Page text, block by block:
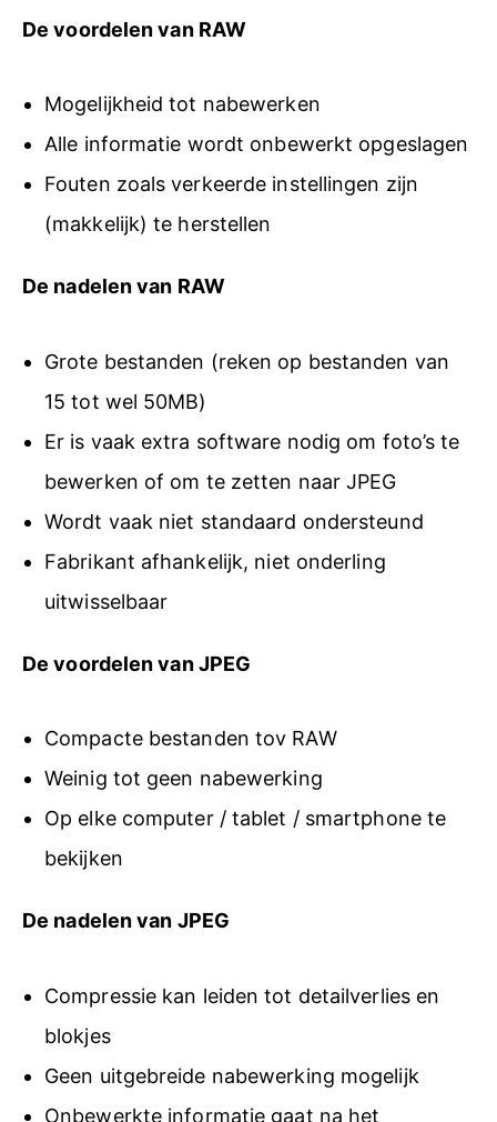
De voordelen van RAW
Mogelijkheid tot nabewerken
Alle informatie wordt onbewerkt opgeslagen
Fouten zoals verkeerde instellingen zijn
(makkelijk) te herstellen
De nadelen van RAW
Grote bestanden (reken op bestanden van
15 tot wel 50MB)
Er is vaak extra software nodig om foto’s te
bewerken of om te zetten naar JPEG
Wordt vaak niet standaard ondersteund
Fabrikant afhankelijk, niet onderling
uitwisselbaar
De voordelen van JPEG
Compacte bestanden tov RAW
Weinig tot geen nabewerking
Op elke computer / tablet / smartphone te
bekijken
De nadelen van JPEG
Compressie kan leiden tot detailverlies en
blokjes
Geen uitgebreide nabewerking mogelijk
Onbewerkte informatie gaat na het